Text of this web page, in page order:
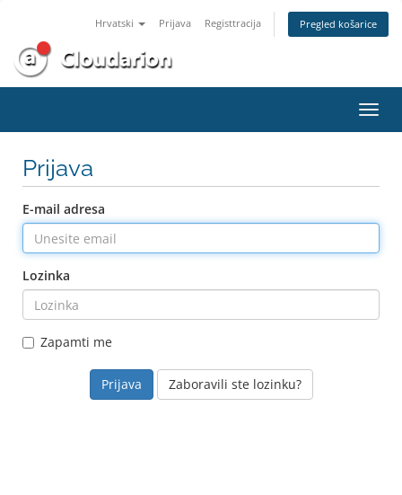
Hrvatski Prijava Registtracija Pregled košarice
Prijava
E-mail adresa
Lozinka
Zapamti me
Zaboravili ste lozinku?